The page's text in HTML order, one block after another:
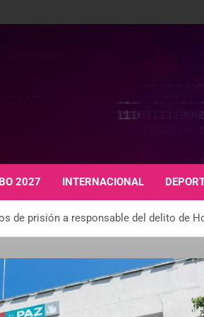
2027 INTERNACIONAL
de prisión a responsable del delito de